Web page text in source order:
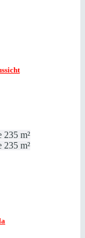
235 m²
235 m²